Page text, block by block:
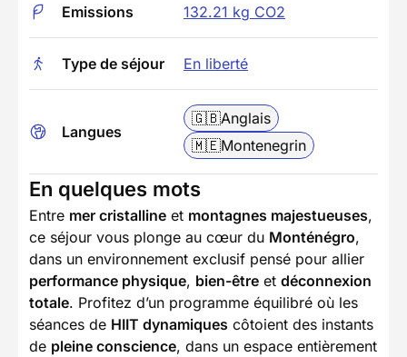
Emissions 132.21 kg CO2
Type de séjour En liberté
Langues
🇬🇧Anglais
🇲🇪Montenegrin
En quelques mots
Entre mer cristalline et montagnes majestueuses,
ce séjour vous plonge au cœur du Monténégro,
dans un environnement exclusif pensé pour allier
performance physique, bien-être et déconnexion
totale. Profitez d’un programme équilibré où les
séances de HIIT dynamiques côtoient des instants
de pleine conscience, dans un espace entièrement